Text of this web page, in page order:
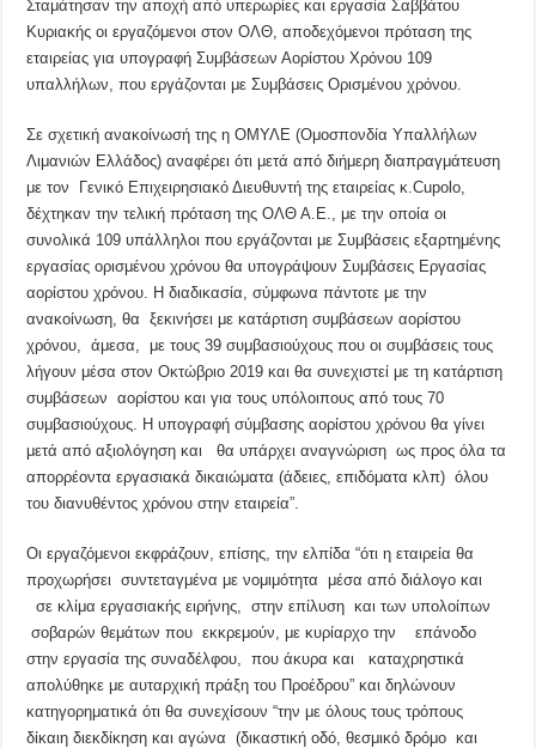
Σταμάτησαν την αποχή από υπερωρίες και εργασία Σαββάτου
Κυριακής οι εργαζόμενοι στον ΟΛΘ, αποδεχόμενοι πρόταση της
εταιρείας για υπογραφή Συμβάσεων Αορίστου Χρόνου 109
υπαλλήλων, που εργάζονται με Συμβάσεις Ορισμένου χρόνου.
Σε σχετική ανακοίνωσή της η ΟΜΥΛΕ (Ομοσπονδία Υπαλλήλων
Λιμανιών Ελλάδος) αναφέρει ότι μετά από διήμερη διαπραγμάτευση
με τον Γενικό Επιχειρησιακό Διευθυντή της εταιρείας κ.Cupolo,
δέχτηκαν την τελική πρόταση της ΟΛΘ Α.Ε., με την οποία οι
συνολικά 109 υπάλληλοι που εργάζονται με Συμβάσεις εξαρτημένης
εργασίας ορισμένου χρόνου θα υπογράψουν Συμβάσεις Εργασίας
αορίστου χρόνου. Η διαδικασία, σύμφωνα πάντοτε με την
ανακοίνωση, θα ξεκινήσει με κατάρτιση συμβάσεων αορίστου
χρόνου, άμεσα, με τους 39 συμβασιούχους που οι συμβάσεις τους
λήγουν μέσα στον Οκτώβριο 2019 και θα συνεχιστεί με τη κατάρτιση
συμβάσεων αορίστου και για τους υπόλοιπους από τους 70
συμβασιούχους. Η υπογραφή σύμβασης αορίστου χρόνου θα γίνει
μετά από αξιολόγηση και θα υπάρχει αναγνώριση ως προς όλα τα
απορρέοντα εργασιακά δικαιώματα (άδειες, επιδόματα κλπ) όλου
του διανυθέντος χρόνου στην εταιρεία”.
Οι εργαζόμενοι εκφράζουν, επίσης, την ελπίδα “ότι η εταιρεία θα
προχωρήσει συντεταγμένα με νομιμότητα μέσα από διάλογο και
σε κλίμα εργασιακής ειρήνης, στην επίλυση και των υπολοίπων
σοβαρών θεμάτων που εκκρεμούν, με κυρίαρχο την επάνοδο
στην εργασία της συναδέλφου, που άκυρα και καταχρηστικά
απολύθηκε με αυταρχική πράξη του Προέδρου” και δηλώνουν
κατηγορηματικά ότι θα συνεχίσουν “την με όλους τους τρόπους
δίκαιη διεκδίκηση και αγώνα (δικαστική οδό, θεσμικό δρόμο και